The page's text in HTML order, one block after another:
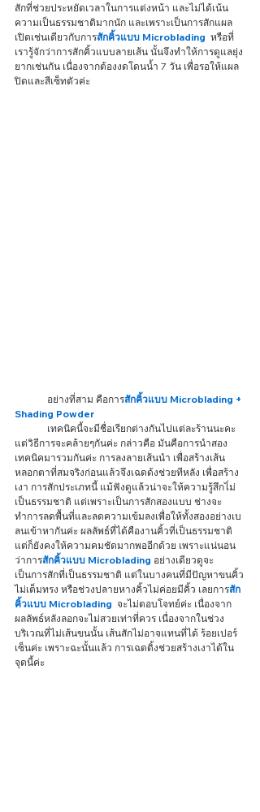
สักที่ช่วยประหยัดเวลาในการแต่งหน้า และไม่ได้เน้น
ความเป็นธรรมชาติมากนัก และเพราะเป็นการสักแผล
เปิดเช่นเดียวกับการสักคิ้วแบบ Microblading
  หรือที่
เรารู้จักว่าการสักคิ้วแบบลายเส้น นั้นจึงทำให้การดูแลยุ่ง
ยากเช่นกัน เนื่องจากต้องงดโดนน้ำ 7 วัน เพื่อรอให้แผล
ปิดและสีเซ็ทตัวค่ะ
	อย่างที่สาม คือการ
สักคิ้วแบบ Microblading +
Shading Powder
แต่วิธีการจะคล้ายๆกันค่ะ กล่าวคือ มันคือการนำสอง
เทคนิคมารวมกันค่ะ การลงลายเส้นนำ เพื่อสร้างเส้น
หลอกตาที่สมจริงก่อนแล้วจึงเฉดด้งช่วยทีหลัง เพื่อสร้าง
เงา การสักประเภทนี้ แม้ฟังดูแล้วน่าจะให้ความรู้สึกไ่ม่
เป็นธรรมชาติ แต่เพราะเป็นการสักสองแบบ ช่างจะ
ทำการลดพื้นที่และลดความเข้มลงเพื่อให้ทั้งสองอย่างเบ
ลนเข้าหากันค่ะ ผลลัพธ์ที่ได้คืองานคิ้วที่เป็นธรรมชาติ
แต่ก็ยังคงให้ความคมชัดมากพออีกด้วย เพราะแน่นอน
ว่าการสักคิ้วแบบ Microblading อย่างเดียวดูจะ
เป็นการสักที่เป็นธรรมชาติ แต่ในบางคนที่มีปัญหาขนคิ้ว
ไม่เต็มทรง หรือช่วงปลายหางคิ้วไม่ค่อยมีคิ้ว เลยการสัก
คิ้วแบบ Microblading
  จะไม่ตอบโจทย์ค่ะ เนื่องจาก
ผลลัพธ์หลังลอกจะไม่สวยเท่าที่ควร เนื่องจากในช่วง
บริเวณที่ไม่เส้นขนนั้น เส้นสักไม่อาจแทนที่ได้ ร้อยเปอร์
เซ็นค่ะ เพราะฉะนั้นแล้ว การเฉดดิ้งช่วยสร้างเงาได้ใน
จุดนี้ค่ะ